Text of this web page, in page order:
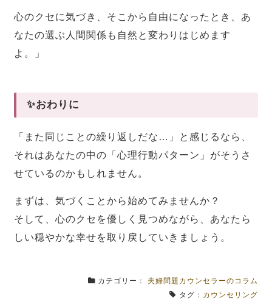
心のクセに気づき、そこから自由になったとき、あ
なたの選ぶ人間関係も自然と変わりはじめます
よ。」
✨おわりに
「また同じことの繰り返しだな…」と感じるなら、
それはあなたの中の「心理行動パターン」がそうさ
せているのかもしれません。
まずは、気づくことから始めてみませんか？
そして、心のクセを優しく見つめながら、あなたら
しい穏やかな幸せを取り戻していきましょう。
カテゴリー：
夫婦問題カウンセラーのコラム
タグ： カウンセリング